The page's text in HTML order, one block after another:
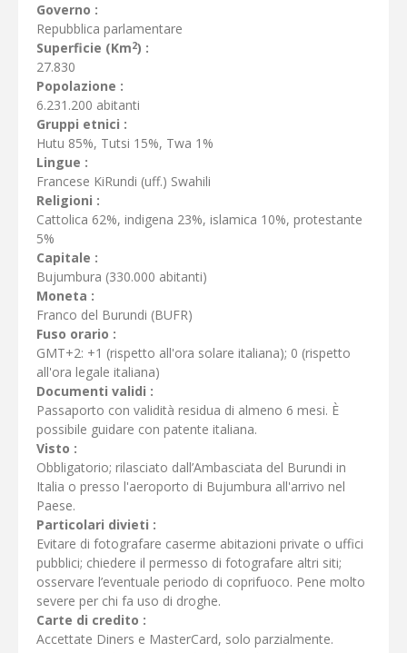
Governo :
Repubblica parlamentare
Superficie (Km2) :
27.830
Popolazione :
6.231.200 abitanti
Gruppi etnici :
Hutu 85%, Tutsi 15%, Twa 1%
Lingue :
Francese KiRundi (uff.) Swahili
Religioni :
Cattolica 62%, indigena 23%, islamica 10%, protestante
5%
Capitale :
Bujumbura (330.000 abitanti)
Moneta :
Franco del Burundi (BUFR)
Fuso orario :
GMT+2: +1 (rispetto all'ora solare italiana); 0 (rispetto
all'ora legale italiana)
Documenti validi :
Passaporto con validità residua di almeno 6 mesi. È
possibile guidare con patente italiana.
Visto :
Obbligatorio; rilasciato dall’Ambasciata del Burundi in
Italia o presso l'aeroporto di Bujumbura all'arrivo nel
Paese.
Particolari divieti :
Evitare di fotografare caserme abitazioni private o uffici
pubblici; chiedere il permesso di fotografare altri siti;
osservare l’eventuale periodo di coprifuoco. Pene molto
severe per chi fa uso di droghe.
Carte di credito :
Accettate Diners e MasterCard, solo parzialmente.